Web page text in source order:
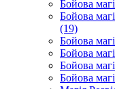
Бойова
Бойова
(19)
Бойова
Бойова
Бойова
Бойова